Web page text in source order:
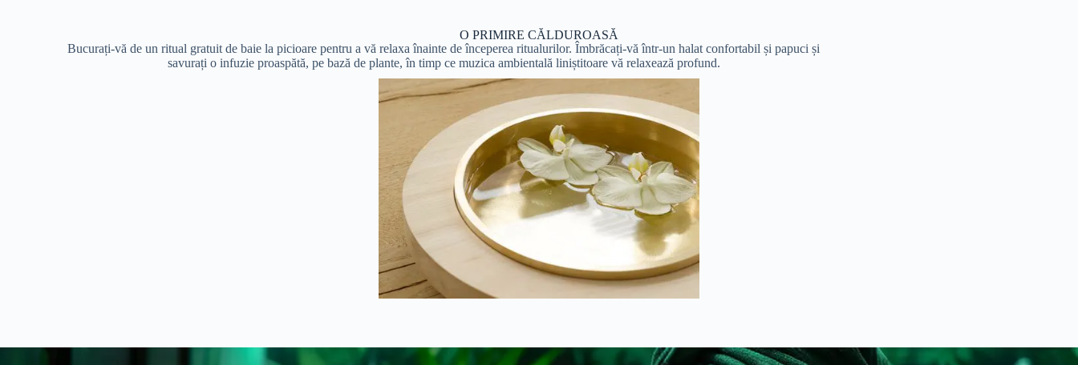
O PRIMIRE CĂLDUROASĂ
Bucurați-vă de un ritual gratuit de baie la picioare pentru a vă relaxa înainte de începerea ritualurilor. Îmbrăcați-vă într-un halat confortabil și papuci și
savurați o infuzie proaspătă, pe bază de plante, în timp ce muzica ambientală liniștitoare vă relaxează profund.